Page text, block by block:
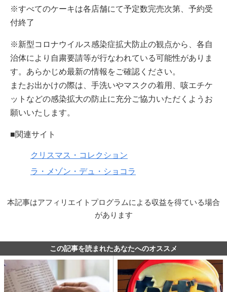
※すべてのケーキは各店舗にて予定数完売次第、予約受
付終了
※新型コロナウイルス感染症拡大防止の観点から、各自
治体により自粛要請等が行なわれている可能性がありま
す。あらかじめ最新の情報をご確認ください。
またお出かけの際は、手洗いやマスクの着用、咳エチケ
ットなどの感染拡大の防止に充分ご協力いただくようお
願いいたします。
■関連サイト
クリスマス・コレクション
ラ・メゾン・デュ・ショコラ
本記事はアフィリエイトプログラムによる収益を得ている場合
があります
この記事を読まれたあなたへのオススメ